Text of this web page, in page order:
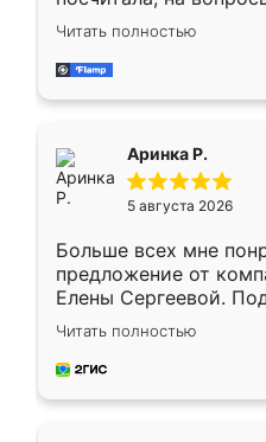
Замерщик приехал в
делу со всей
за день, ребята
Читать полностью
Аринка Р.
5 августа 2026
Больше всех мне
предложение от
Елены Сергеевой.
короткие сроки
для замера
предложил по моему
Читать полностью